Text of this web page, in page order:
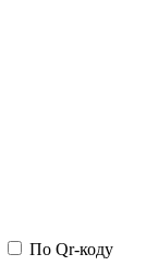
По Qr-коду